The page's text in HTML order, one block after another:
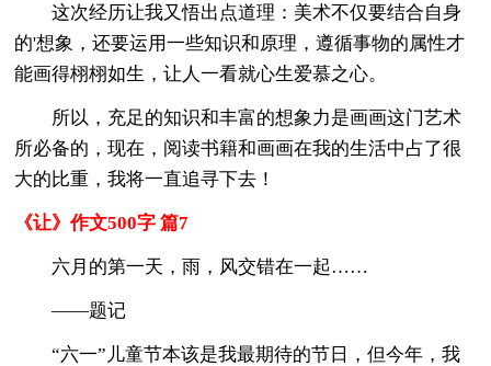
这次经历让我又悟出点道理：美术不仅要结合自身
的'想象，还要运用一些知识和原理，遵循事物的属性才
能画得栩栩如生，让人一看就心生爱慕之心。
所以，充足的知识和丰富的想象力是画画这门艺术
所必备的，现在，阅读书籍和画画在我的生活中占了很
大的比重，我将一直追寻下去！
《让》作文500字 篇7
六月的第一天，雨，风交错在一起……
——题记
“六一”儿童节本该是我最期待的节日，但今年，我